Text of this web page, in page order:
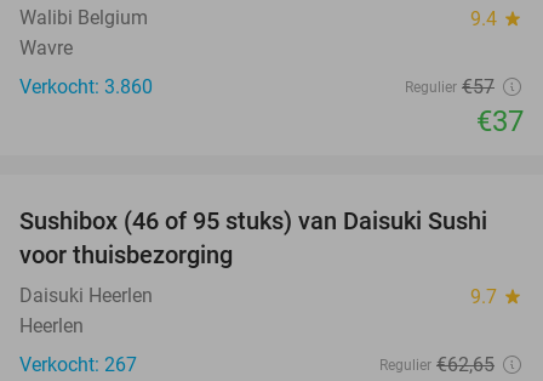
Walibi Belgium 9.4 star
Wavre
Verkocht: 3.860
Regulier €57
€37
46%
Sushibox (46 of 95 stuks) van Daisuki Sushi
voor thuisbezorging
Daisuki Heerlen 9.7 star
Heerlen
Verkocht: 267
Regulier €62,65